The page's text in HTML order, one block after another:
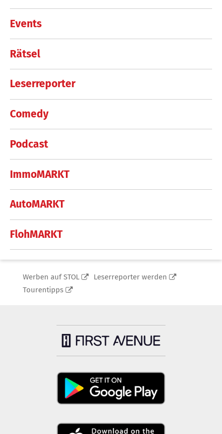
Events
Rätsel
Leserreporter
Comedy
Podcast
ImmoMARKT
AutoMARKT
FlohMARKT
Werben auf STOL
Leserreporter werden
Tourentipps